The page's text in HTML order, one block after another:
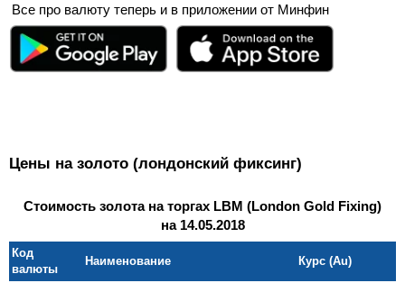
Все про валюту теперь и в приложении от Минфин
Цены на золото (лондонский фиксинг)
Стоимость золота на торгах LBM (London Gold Fixing)
на 14.05.2018
Код
валюты
Наименование Курс (Au)